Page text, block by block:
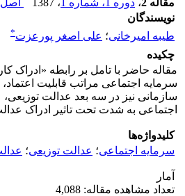
مقاله 2
، دوره 1، شماره 1 ، 1387
نویسندگان
طیبه امیرخانی؛ علی اصغر پورعزت*
چکیده
مقاله حاضر با تامل بر رابطه «ادراک
سرمایه اجتماعی مراتب قابلیت
سازمانی نیز در سه بعد عدالت
اجتماعی به شدت تحت تاثیر ادراک
کلیدواژه‌ها
سرمایه اجتماعی؛ عدالت توزیعی؛
آمار
تعداد مشاهده مقاله: 4,088